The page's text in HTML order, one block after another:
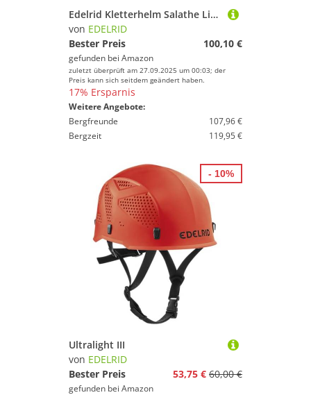
Geschlecht
Edelrid Kletterhelm Salathe Lite Ultraleicht, Farbe:icemint, Größe:50-58 cm
von EDELRID
Bester Preis
100,10 €
gefunden bei Amazon
zuletzt überprüft am 27.09.2025 um 00:03; der
Preis kann sich seitdem geändert haben.
17% Ersparnis
Weitere Angebote:
Bergfreunde
107,96 €
Bergzeit
119,95 €
Ultralight III
von EDELRID
Bester Preis
53,75 € 60,00 €
gefunden bei Amazon
- 10%